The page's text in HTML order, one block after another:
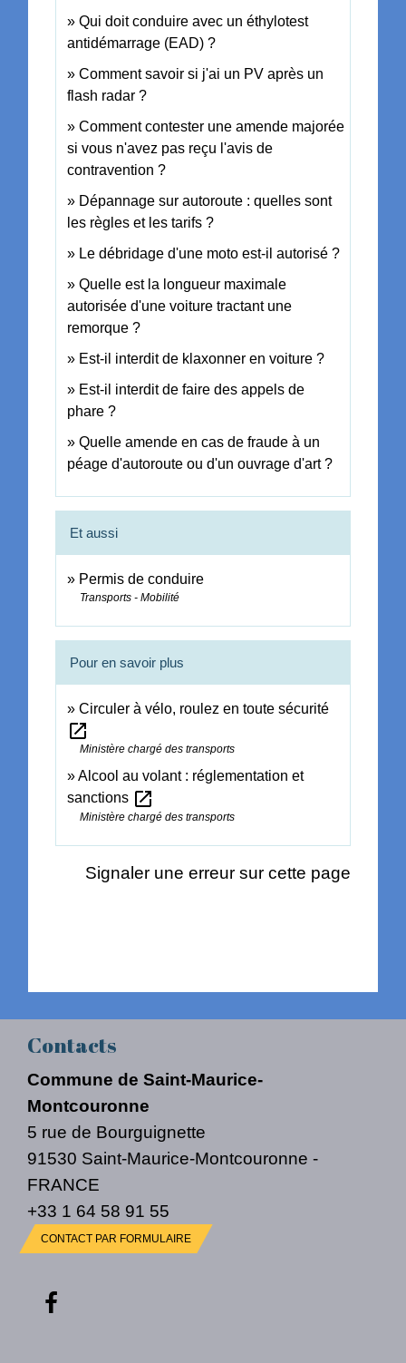
Qui doit conduire avec un éthylotest
antidémarrage (EAD) ?
Comment savoir si j'ai un PV après un
flash radar ?
Comment contester une amende majorée
si vous n'avez pas reçu l'avis de
contravention ?
Dépannage sur autoroute : quelles sont
les règles et les tarifs ?
Le débridage d'une moto est-il autorisé ?
Quelle est la longueur maximale
autorisée d'une voiture tractant une
remorque ?
Est-il interdit de klaxonner en voiture ?
Est-il interdit de faire des appels de
phare ?
Quelle amende en cas de fraude à un
péage d'autoroute ou d'un ouvrage d'art ?
Et aussi
Permis de conduire
Transports - Mobilité
Pour en savoir plus
Circuler à vélo, roulez en toute sécurité
open_in_new
Ministère chargé des transports
Alcool au volant : réglementation et
sanctions open_in_new
Ministère chargé des transports
Signaler une erreur sur cette page
Contacts
Commune de Saint-Maurice-
Montcouronne
5 rue de Bourguignette
91530 Saint-Maurice-Montcouronne -
FRANCE
+33 1 64 58 91 55
CONTACT PAR FORMULAIRE